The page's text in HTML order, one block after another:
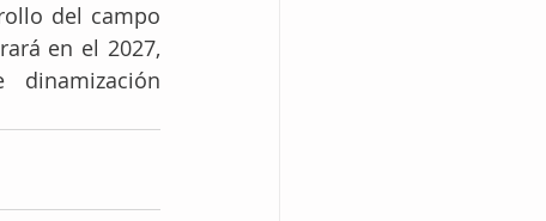
del campo
en el 2027,